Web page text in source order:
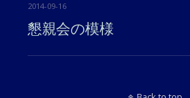
2014-09-16
懇親会の模様